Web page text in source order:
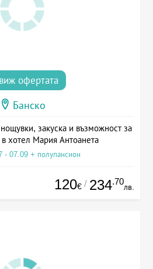
виж офертата
Банско
закуска и възможност за
хотел Мария Антоанета
- 07.09 + полупансион
120€ / 234.70
лв.